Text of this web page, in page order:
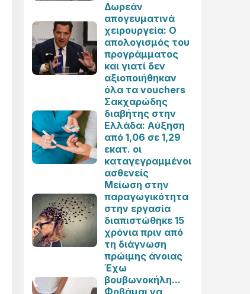
Δωρεάν
απογευματινά
χειρουργεία: Ο
απολογισμός του
προγράμματος
και γιατί δεν
αξιοποιήθηκαν
όλα τα vouchers
Σακχαρώδης
διαβήτης στην
Ελλάδα: Αύξηση
από 1,06 σε 1,29
εκατ. οι
καταγεγραμμένοι
ασθενείς
Μείωση στην
παραγωγικότητα
στην εργασία
διαπιστώθηκε 15
χρόνια πριν από
τη διάγνωση
πρώιμης άνοιας
Έχω
βουβωνοκήλη...
Φοβάμαι να